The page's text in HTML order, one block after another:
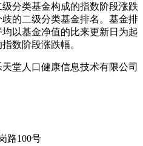
分类基金构成的指数阶段涨跌
的二级分类基金排名。基金排
以基金净值的比来更新日为起
数阶段涨跌幅。
天堂人口健康信息技术有限公司
路100号